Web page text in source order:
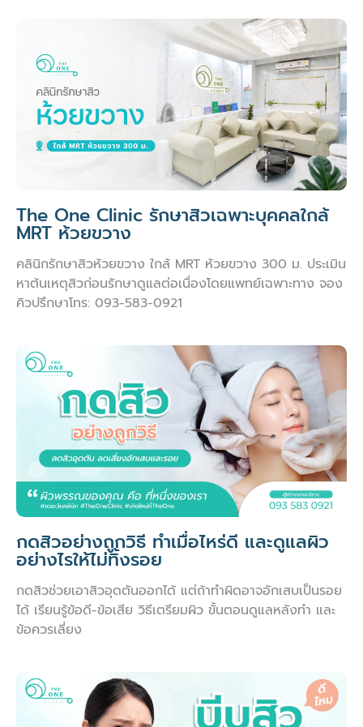
The One Clinic รักษาสิวเฉพาะบุคคลใกล้
MRT ห้วยขวาง
คลินิกรักษาสิวห้วยขวาง ใกล้ MRT ห้วยขวาง 300 ม. ประเมิน
หาต้นเหตุสิวก่อนรักษาดูแลต่อเนื่องโดยแพทย์เฉพาะทาง จอง
คิวปรึกษาโทร: 093-583-0921
กดสิวอย่างถูกวิธี ทำเมื่อไหร่ดี และดูแลผิว
อย่างไรให้ไม่ทิ้งรอย
กดสิวช่วยเอาสิวอุดตันออกได้ แต่ถ้าทำผิดอาจอักเสบเป็นรอย
ได้ เรียนรู้ข้อดี-ข้อเสีย วิธีเตรียมผิว ขั้นตอนดูแลหลังทำ และ
ข้อควรเลี่ยง